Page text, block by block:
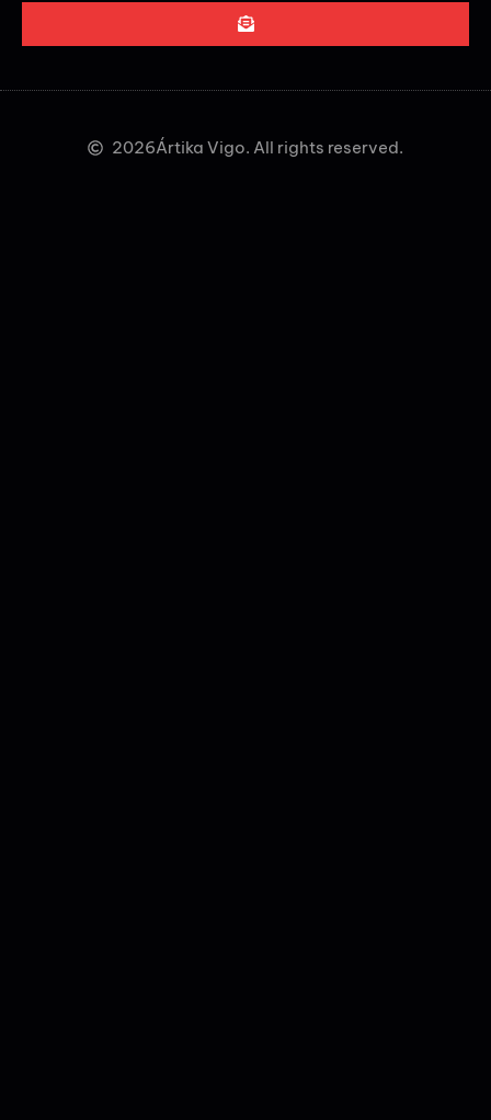
2026Ártika Vigo. All rights reserved.